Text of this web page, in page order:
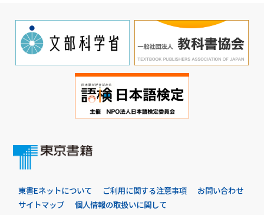
東書Eネットについて ご利用に関する注意事項
お問い合わせ
サイトマップ
個人情報の取扱いに関して